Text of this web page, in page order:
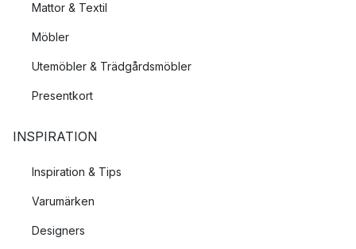
Mattor & Textil
Möbler
Utemöbler & Trädgårdsmöbler
Presentkort
INSPIRATION
Inspiration & Tips
Varumärken
Designers